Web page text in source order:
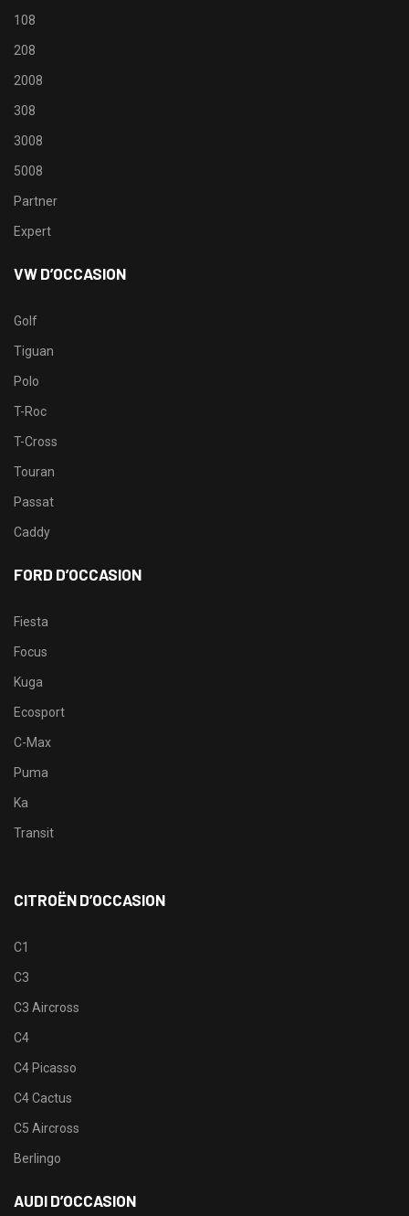
108
208
2008
308
3008
5008
Partner
Expert
VW D’OCCASION
Golf
Tiguan
Polo
T-Roc
T-Cross
Touran
Passat
Caddy
FORD D’OCCASION
Fiesta
Focus
Kuga
Ecosport
C-Max
Puma
Ka
Transit
CITROËN D’OCCASION
C1
C3
C3 Aircross
C4
C4 Picasso
C4 Cactus
C5 Aircross
Berlingo
AUDI D’OCCASION